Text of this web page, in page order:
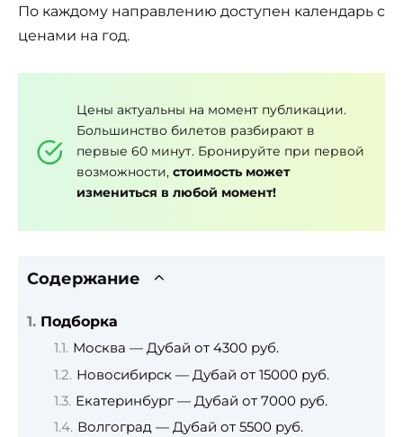
По каждому направлению доступен календарь с
ценами на год.
Цены актуальны на момент публикации.
Большинство билетов разбирают в
первые 60 минут. Бронируйте при первой
возможности, стоимость может
измениться в любой момент!
Содержание
Подборка
Москва — Дубай от 4300 руб.
Новосибирск — Дубай от 15000 руб.
Екатеринбург — Дубай от 7000 руб.
Волгоград — Дубай от 5500 руб.